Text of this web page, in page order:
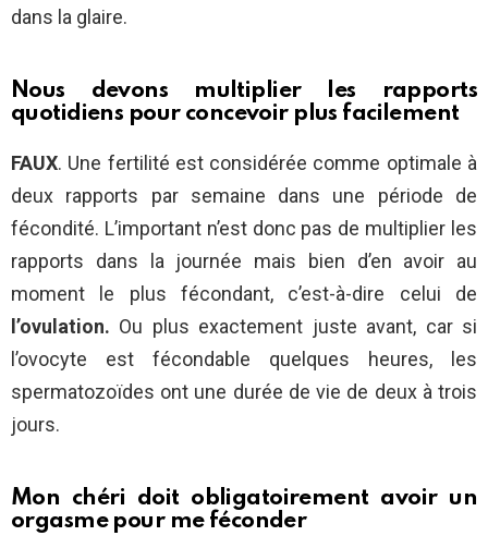
dans la glaire.
Nous devons multiplier les rapports
quotidiens pour concevoir plus facilement
FAUX. Une fertilité est considérée comme optimale à
deux rapports par semaine dans une période de
fécondité. L’important n’est donc pas de multiplier les
rapports dans la journée mais bien d’en avoir au
moment le plus fécondant, c’est-à-dire celui de
l’ovulation. Ou plus exactement juste avant, car si
l’ovocyte est fécondable quelques heures, les
spermatozoïdes ont une durée de vie de deux à trois
jours.
Mon chéri doit obligatoirement avoir un
orgasme pour me féconder